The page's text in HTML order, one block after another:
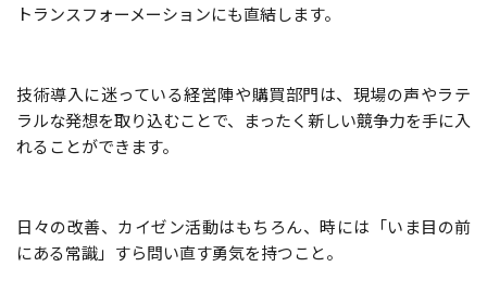
トランスフォーメーションにも直結します。
技術導入に迷っている経営陣や購買部門は、現場の声やラテ
ラルな発想を取り込むことで、まったく新しい競争力を手に入
れることができます。
日々の改善、カイゼン活動はもちろん、時には「いま目の前
にある常識」すら問い直す勇気を持つこと。